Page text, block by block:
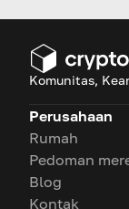
Komunitas,
Perusahaan
Rumah
Pedoman
Blog
Kontak